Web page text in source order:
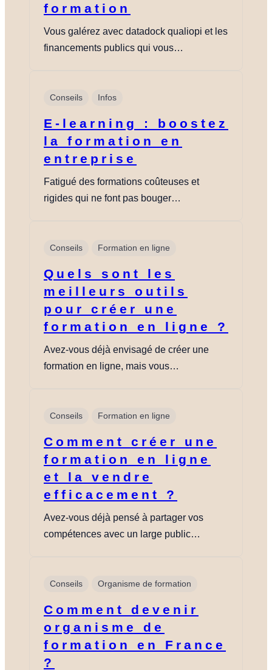
formation
Vous galérez avec datadock qualiopi et les
financements publics qui vous…
Conseils Infos
E-learning : boostez
la formation en
entreprise
Fatigué des formations coûteuses et
rigides qui ne font pas bouger…
Conseils Formation en ligne
Quels sont les
meilleurs outils
pour créer une
formation en ligne ?
Avez-vous déjà envisagé de créer une
formation en ligne, mais vous…
Conseils Formation en ligne
Comment créer une
formation en ligne
et la vendre
efficacement ?
Avez-vous déjà pensé à partager vos
compétences avec un large public…
Conseils Organisme de formation
Comment devenir
organisme de
formation en France
?